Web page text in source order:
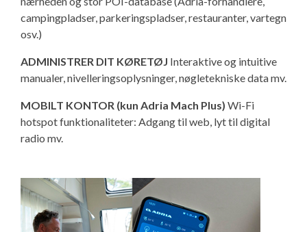
campingpladser, parkeringspladser, restauranter, vartegn
osv.)
ADMINISTRER DIT KØRETØJ Interaktive og intuitive
manualer, nivelleringsoplysninger, nøgletekniske data mv.
MOBILT KONTOR (kun Adria Mach Plus) Wi-Fi
hotspot funktionaliteter: Adgang til web, lyt til digital
radio mv.